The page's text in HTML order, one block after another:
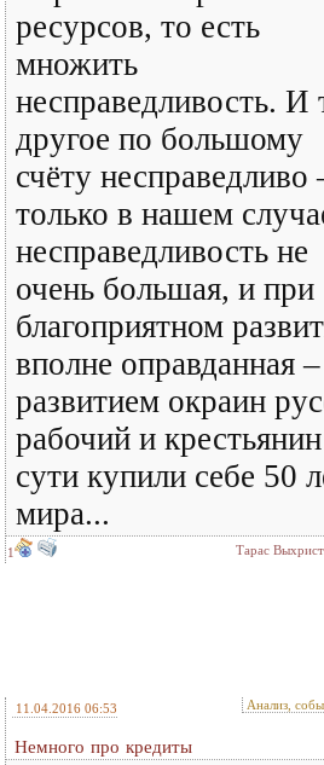
ресурсов, то есть
множить
несправедливость. И
другое по большому
счёту несправедливо
только в нашем
несправедливость не
очень большая, и при
благоприятном
вполне оправданная –
развитием окраин
рабочий и
сути купили себе 50
мира...
1 Тарас
11.04.2016 06:53 Анализ,
Немного про кредиты